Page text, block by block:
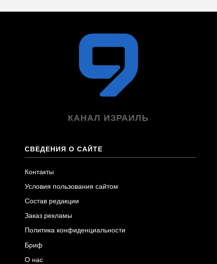
КАНАЛ ИЗРАИЛЬ
СВЕДЕНИЯ О САЙТЕ
Контакты
Условия пользования сайтом
Состав редакции
Заказ рекламы
Политика конфиденциальности
Бриф
О нас